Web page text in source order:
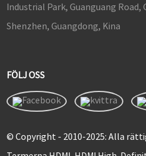
Industrial Park, Guanguang
Shenzhen, Guangdong, Kina
FÖLJ OSS
© Copyright - 2010-2025: Alla